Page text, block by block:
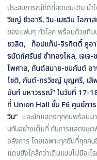
ประสบการณ์ที่ดีที่สุดเช่นเดิม น
วิชญ์ ชีวอารี, วิน-เมธวิน โอภา
ของแฟนๆ ทั่วโลก พร้อมด้วยที
ชวลิต, ท็อปแท็ป-จิรกิตติ์ คูอา
ธนัตถ์ศรันย์ ซําทองไหล, เจเ
ไพศาล, กันต์สมาย-ชนกันต์ อ
โชติ, กันต์-กรวิชญ์ บุญศรี, เลิ
นันท์ มหาวรรณ์”ในวันที่ 17-
ที่ Union Hall ชั้น F6 ศูนย์กา
วิน” และนักแสดงทุกคนพร้อมม
นกันอย่างเต็มที่ กับการแสดงชุ
อลังการ โดยเฉพาะทุกซีนที่ทุกค
แถมยังใกล้กว่าเดิมแบบไม่มีอะไ